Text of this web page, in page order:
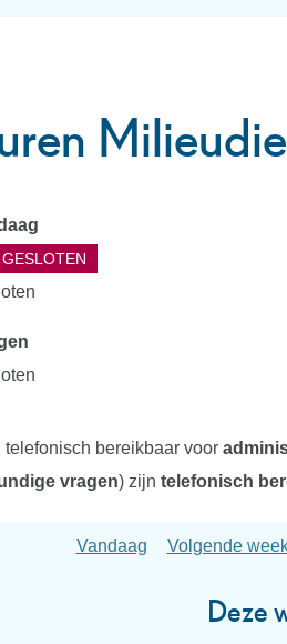
telefonisch bereikbaar voor
vragen) zijn telefonisch
Vandaag Volgende
Deze